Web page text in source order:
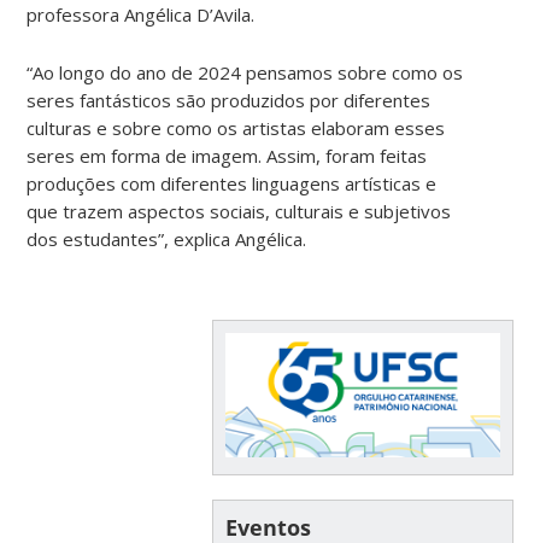
professora Angélica D’Avila.
“Ao longo do ano de 2024 pensamos sobre como os
seres fantásticos são produzidos por diferentes
culturas e sobre como os artistas elaboram esses
seres em forma de imagem. Assim, foram feitas
produções com diferentes linguagens artísticas e
que trazem aspectos sociais, culturais e subjetivos
dos estudantes”, explica Angélica.
Eventos